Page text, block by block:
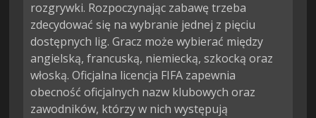
rozgrywki. Rozpoczynając zabawę trzeba
zdecydować się na wybranie jednej z pięciu
dostępnych lig. Gracz może wybierać między
angielską, francuską, niemiecką, szkocką oraz
włoską. Oficjalna licencja FIFA zapewnia
obecność oficjalnych nazw klubowych oraz
zawodników, którzy w nich występują